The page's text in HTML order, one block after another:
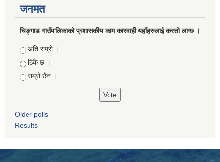
जनमत
चिङ्गाड गाउँपालिकाको प्रशासकीय काम कारवाही यहाँहरुलाई कस्तो लाग्छ ।
Choices
अति राम्रो ।
ठिकै छ ।
राम्रो छैन ।
Older polls
Results